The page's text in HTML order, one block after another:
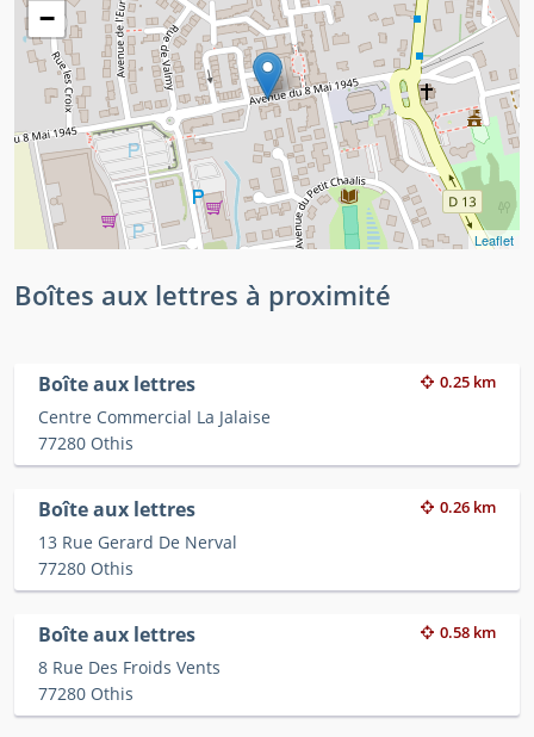
−
Leaflet
Boîtes aux lettres à proximité
Boîte aux lettres 0.25 km
Centre Commercial La Jalaise
77280 Othis
Boîte aux lettres 0.26 km
13 Rue Gerard De Nerval
77280 Othis
Boîte aux lettres 0.58 km
8 Rue Des Froids Vents
77280 Othis